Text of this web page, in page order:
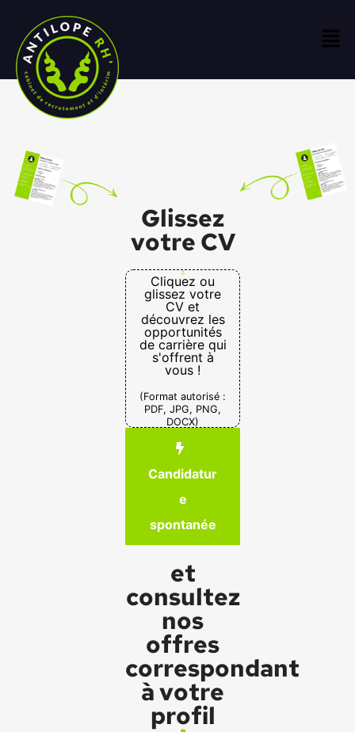
Glissez
votre CV
Cliquez ou
glissez votre
CV et
découvrez les
opportunités
de carrière qui
s'offrent à
vous !
(Format autorisé :
PDF, JPG, PNG,
DOCX)
Candidatur
e
spontanée
et
consultez
nos
offres
correspondant
à votre
profil